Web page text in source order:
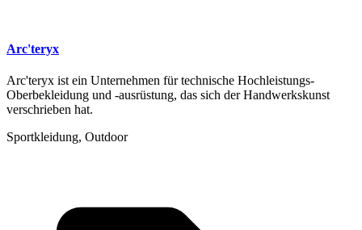
Arc'teryx
Arc'teryx ist ein Unternehmen für technische Hochleistungs-
Oberbekleidung und -ausrüstung, das sich der Handwerkskunst
verschrieben hat.
Sportkleidung, Outdoor